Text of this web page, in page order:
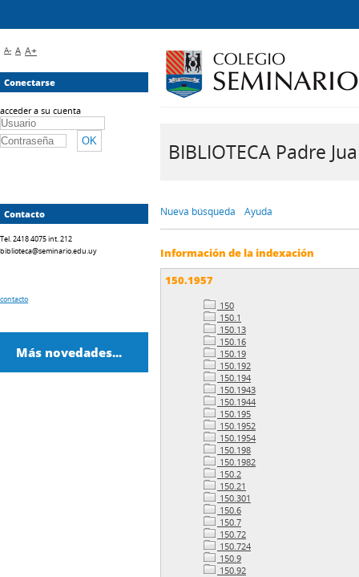
BIBLIOTECA Padre
Nueva búsqueda Ayuda
Información de la indexación
150.1957
150
150.1
150.13
150.16
150.19
150.192
150.194
150.1943
150.1944
150.195
150.1952
150.1954
150.198
150.1982
150.2
150.21
150.301
150.6
150.7
150.72
150.724
150.9
150.92
A- A A+
Conectarse
acceder a su cuenta
Contacto
Tel. 2418 4075 int. 212
biblioteca@seminario.edu.uy
contacto
Más novedades...